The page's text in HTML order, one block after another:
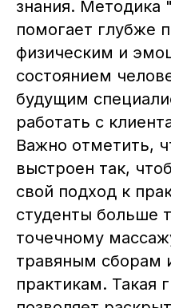
знания. Методика
помогает глубже
физическим и
состоянием
будущим
работать с
Важно отметить,
выстроен так,
свой подход к
студенты больше
точечному
травяным сборам
практикам. Такая
Онлайн
Новости
Реестр
+7 995 792-
Служба заботы в
Служба заботы в